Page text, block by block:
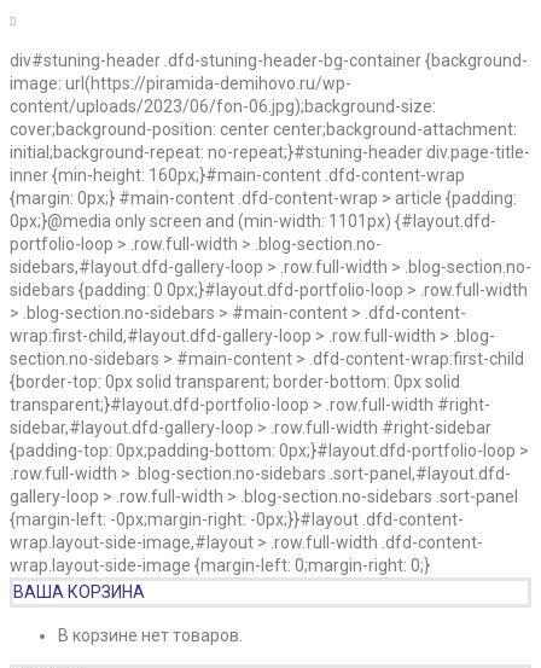
div#stuning-header .dfd-stuning-header-bg-container {background-
image: url(https://piramida-demihovo.ru/wp-
content/uploads/2023/06/fon-06.jpg);background-size:
cover;background-position: center center;background-attachment:
initial;background-repeat: no-repeat;}#stuning-header div.page-title-
inner {min-height: 160px;}#main-content .dfd-content-wrap
{margin: 0px;} #main-content .dfd-content-wrap > article {padding:
0px;}@media only screen and (min-width: 1101px) {#layout.dfd-
portfolio-loop > .row.full-width > .blog-section.no-
sidebars,#layout.dfd-gallery-loop > .row.full-width > .blog-section.no-
sidebars {padding: 0 0px;}#layout.dfd-portfolio-loop > .row.full-width
> .blog-section.no-sidebars > #main-content > .dfd-content-
wrap:first-child,#layout.dfd-gallery-loop > .row.full-width > .blog-
section.no-sidebars > #main-content > .dfd-content-wrap:first-child
{border-top: 0px solid transparent; border-bottom: 0px solid
transparent;}#layout.dfd-portfolio-loop > .row.full-width #right-
sidebar,#layout.dfd-gallery-loop > .row.full-width #right-sidebar
{padding-top: 0px;padding-bottom: 0px;}#layout.dfd-portfolio-loop >
.row.full-width > .blog-section.no-sidebars .sort-panel,#layout.dfd-
gallery-loop > .row.full-width > .blog-section.no-sidebars .sort-panel
{margin-left: -0px;margin-right: -0px;}}#layout .dfd-content-
wrap.layout-side-image,#layout > .row.full-width .dfd-content-
wrap.layout-side-image {margin-left: 0;margin-right: 0;}
ВАША КОРЗИНА
В корзине нет товаров.